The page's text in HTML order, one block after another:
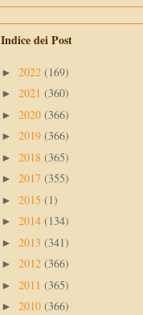
Indice dei Post
► 2022 (169)
► 2021 (360)
► 2020 (366)
► 2019 (366)
► 2018 (365)
► 2017 (355)
► 2015 (1)
► 2014 (134)
► 2013 (341)
► 2012 (366)
► 2011 (365)
► 2010 (366)